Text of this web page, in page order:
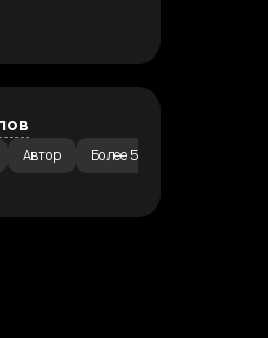
Автор Более 5 лет работаю в SEO